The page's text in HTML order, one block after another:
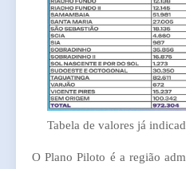
Tabela de valores já
O Plano Piloto é a região